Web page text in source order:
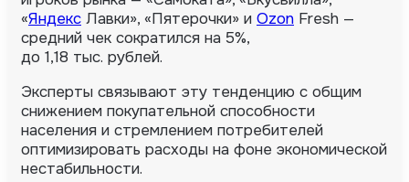
«Яндекс Лавки», «Пятерочки» и Ozon Fresh —
средний чек сократился на 5%,
до 1,18 тыс. рублей.
Эксперты связывают эту тенденцию с общим
снижением покупательной способности
населения и стремлением потребителей
оптимизировать расходы на фоне экономической
нестабильности.